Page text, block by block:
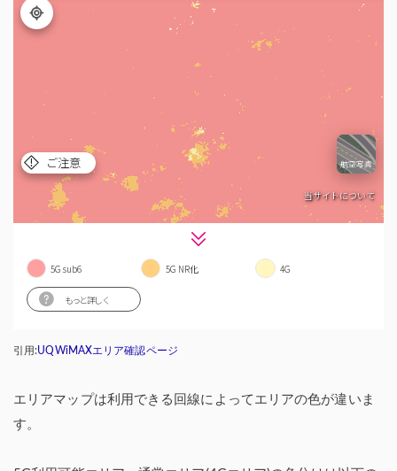
引用:UQWiMAXエリア確認ページ
エリアマップは利用できる回線によってエリアの色が違いま
す。